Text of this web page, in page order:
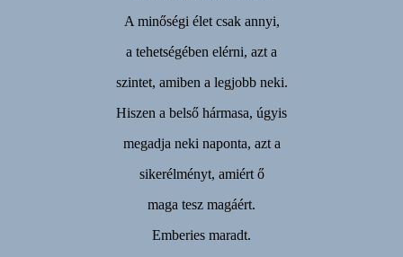
A minőségi élet csak annyi,
a tehetségében elérni, azt a
szintet, amiben a legjobb neki.
Hiszen a belső hármasa, úgyis
megadja neki naponta, azt a
sikerélményt, amiért ő
maga tesz magáért.
Emberies maradt.